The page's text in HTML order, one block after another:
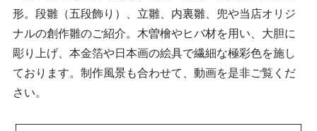
形。 段雛（五段飾り）、立雛、内裏雛、兜や当店オリジ
ナルの創作雛のご紹介。 木曽檜やヒバ材を用い、大胆に
彫り上げ、 本金箔や日本画の絵具で繊細な極彩色を施し
ております。 制作風景も合わせて、動画を是非ご覧くだ
さい。